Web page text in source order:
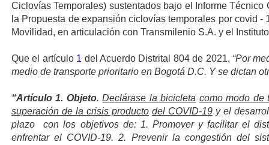
Ciclovías Temporales) sustentados bajo el Informe
la Propuesta de expansión ciclovías temporales por covid
Movilidad, en articulación con Transmilenio S.A. y el
Que el artículo 1 del Acuerdo Distrital 804 de 2021, “Por
medio de transporte prioritario en Bogotá D.C. Y se dictan
“Artículo 1. Objeto.Declárase la bicicleta como modo de
superación de la crisis producto del COVID-19 y el
plazo con los objetivos de: 1. Promover y facilitar el
enfrentar el COVID-19. 2. Prevenir la congestión del